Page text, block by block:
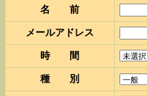
名 前
メールアドレス
時 間
種 別